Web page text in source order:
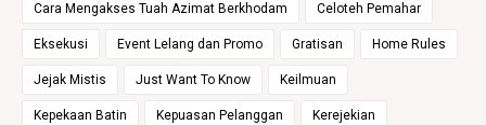
Cara Mengakses Tuah Azimat Berkhodam Celoteh Pemahar
Eksekusi Event Lelang dan Promo Gratisan Home Rules
Jejak Mistis Just Want To Know Keilmuan
Kepekaan Batin Kepuasan Pelanggan Kerejekian